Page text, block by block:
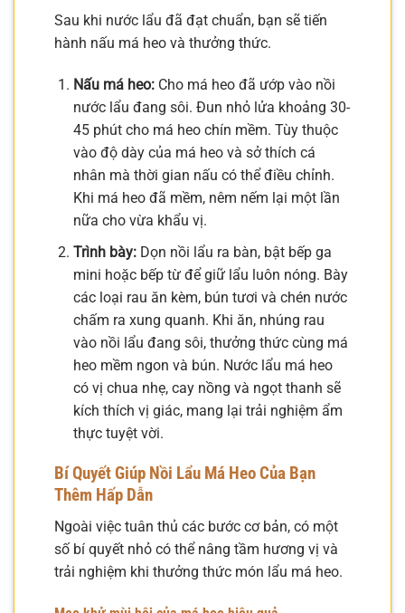
Sau khi nước lẩu đã đạt chuẩn, bạn sẽ tiến
hành nấu má heo và thưởng thức.
Nấu má heo:Cho má heo đã ướp vào nồi
nước lẩu đang sôi. Đun nhỏ lửa khoảng 30-
45 phút cho má heo chín mềm. Tùy thuộc
vào độ dày của má heo và sở thích cá
nhân mà thời gian nấu có thể điều chỉnh.
Khi má heo đã mềm, nêm nếm lại một lần
nữa cho vừa khẩu vị.
Trình bày:Dọn nồi lẩu ra bàn, bật bếp ga
mini hoặc bếp từ để giữ lẩu luôn nóng. Bày
các loại rau ăn kèm, bún tươi và chén nước
chấm ra xung quanh. Khi ăn, nhúng rau
vào nồi lẩu đang sôi, thưởng thức cùng má
heo mềm ngon và bún. Nước lẩu má heo
có vị chua nhẹ, cay nồng và ngọt thanh sẽ
kích thích vị giác, mang lại trải nghiệm ẩm
thực tuyệt vời.
Bí Quyết Giúp Nồi Lẩu Má Heo Của Bạn
Thêm Hấp Dẫn
Ngoài việc tuân thủ các bước cơ bản, có một
số bí quyết nhỏ có thể nâng tầm hương vị và
trải nghiệm khi thưởng thức món lẩu má heo.